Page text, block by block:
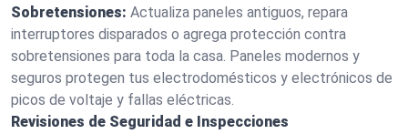
Sobretensiones: Actualiza paneles antiguos, repara
interruptores disparados o agrega protección contra
sobretensiones para toda la casa. Paneles modernos y
seguros protegen tus electrodomésticos y electrónicos de
picos de voltaje y fallas eléctricas.
Revisiones de Seguridad e Inspecciones